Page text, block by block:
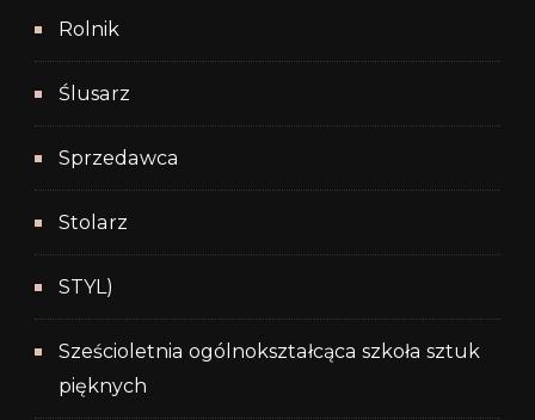
Rolnik
Ślusarz
Sprzedawca
Stolarz
STYL)
Sześcioletnia ogólnokształcąca szkoła sztuk
pięknych